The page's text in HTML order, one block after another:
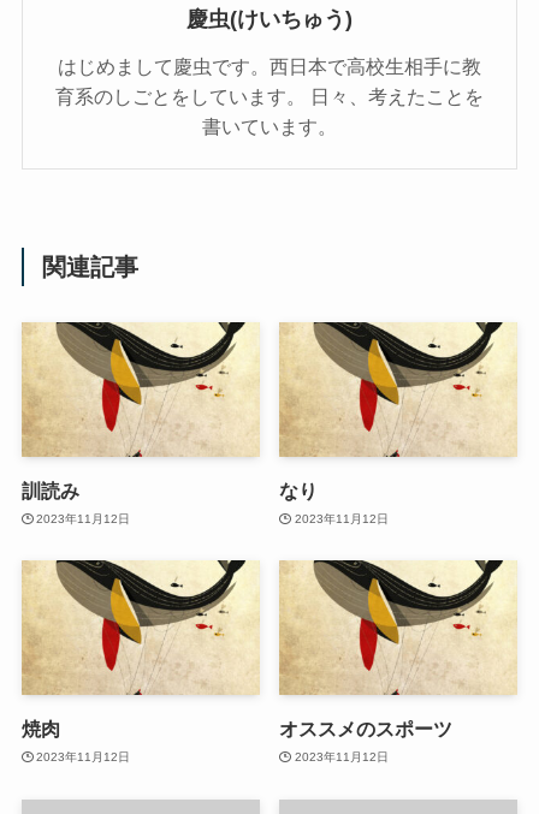
慶虫(けいちゅう)
はじめまして慶虫です。西日本で高校生相手に教
育系のしごとをしています。 日々、考えたことを
書いています。
関連記事
訓読み
2023年11月12日
なり
2023年11月12日
焼肉
2023年11月12日
オススメのスポーツ
2023年11月12日